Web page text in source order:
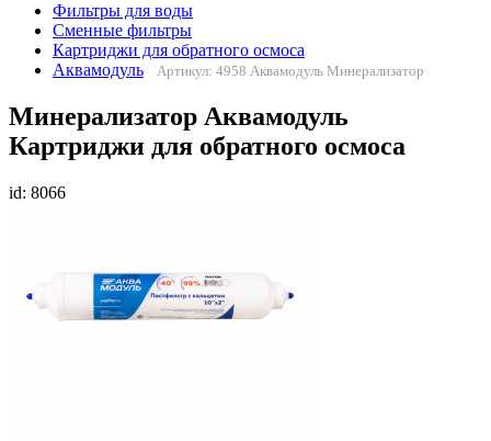
Фильтры для воды
Сменные фильтры
Картриджи для обратного осмоса
Аквамодуль
Артикул: 4958 Аквамодуль Минерализатор
Минерализатор Аквамодуль
Картриджи для обратного осмоса
id: 8066